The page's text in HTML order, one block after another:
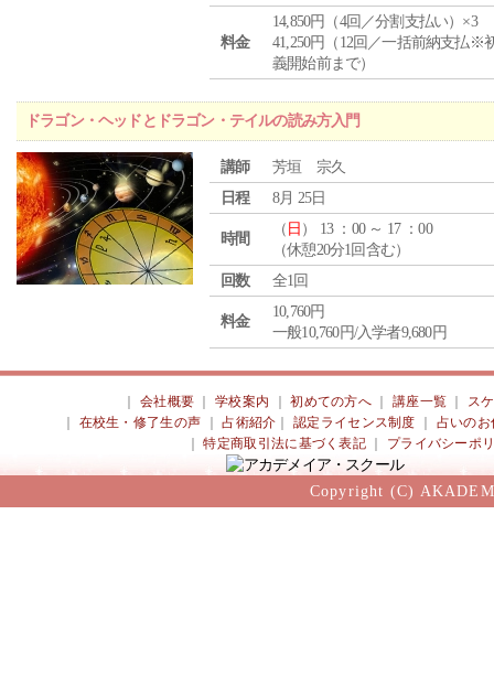
料金
14,850円（4回／分割支払い）×3
41,250円（12回／一括前納支払※
義開始前まで）
ドラゴン・ヘッドとドラゴン・テイルの読み方入門
講師
芳垣 宗久
日程
8月 25日
時間
（ 日 ） 13 ：00 ～ 17 ：00
（休憩20分1回含む）
回数
全1回
料金
10,760円
一般10,760円/入学者9,680円
会社概要 ｜学校案内 ｜初めての方へ 講座一覧
ス
在校生・修了生の声 ｜占術紹介 ｜認定ライセンス制度
占いのお
｜特定商取引法に基づく表記 プライバシーポ
Copyright (C)